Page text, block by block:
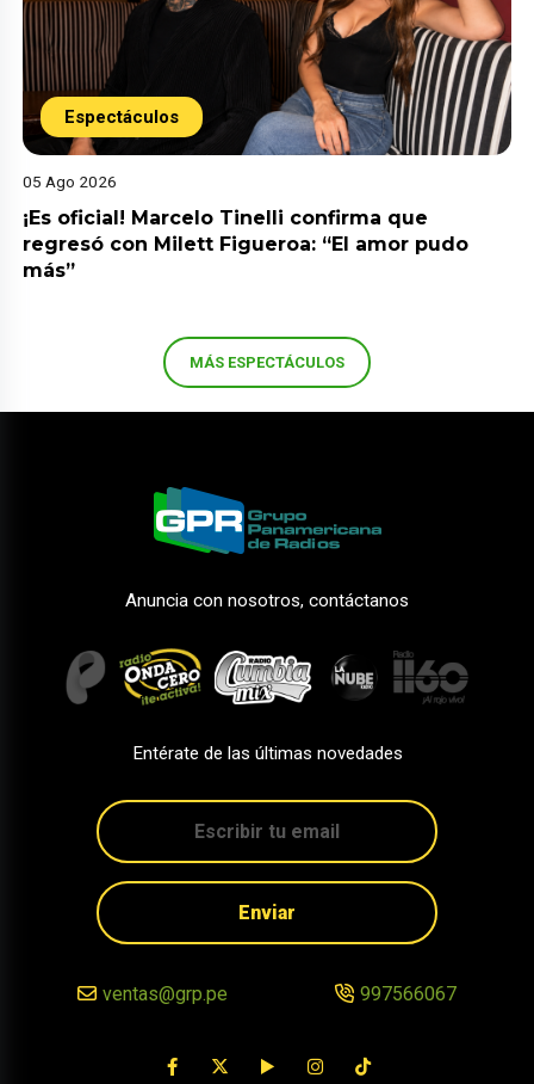
Espectáculos
05 Ago 2026
¡Es oficial! Marcelo Tinelli confirma que
regresó con Milett Figueroa: “El amor pudo
más”
MÁS ESPECTÁCULOS
Anuncia con nosotros, contáctanos
Entérate de las últimas novedades
Enviar
ventas@grp.pe 997566067